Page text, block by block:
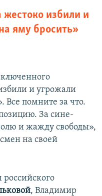
избили и
яму бросить»
и угрожали
Все помните за что.
За сине-
и жажду свободы»,
на своей
российского
, Владимир